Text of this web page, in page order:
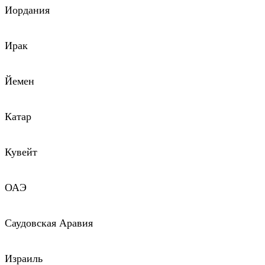
Иордания
Ирак
Йемен
Катар
Кувейт
ОАЭ
Саудовская Аравия
Израиль